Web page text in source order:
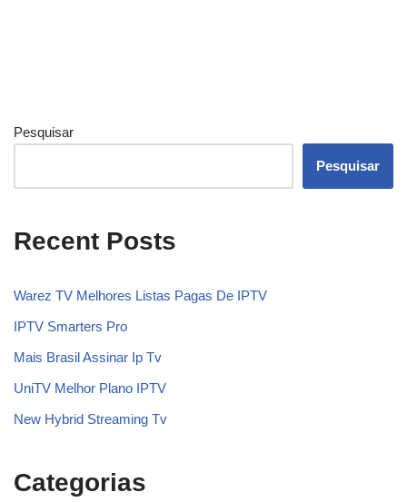
Pesquisar
Pesquisar
Recent Posts
Warez TV Melhores Listas Pagas De IPTV
IPTV Smarters Pro
Mais Brasil Assinar Ip Tv
UniTV Melhor Plano IPTV
New Hybrid Streaming Tv
Categorias